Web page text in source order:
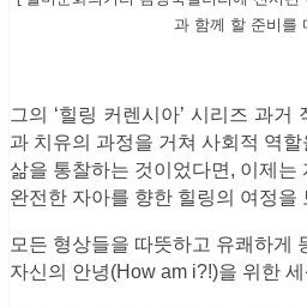
과 함께 할 준비를
그의 ‘힐링 커렌시아’ 시리즈 과
과 치유의 과정을 거쳐 사회적 역
삶을 통찰하는 것이었다면, 이제는
완전한 자아를 향한 힐링의 여정을
모든 형상들을 따뜻하고 유쾌하게
자신의 안녕(How am i?!)을 위한